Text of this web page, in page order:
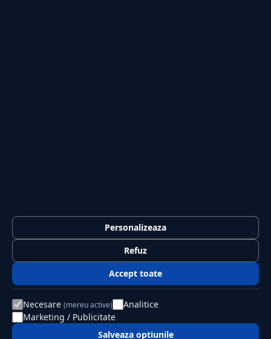
Confidențialitate
Politica de cookies
© 2026 Jurnalul Național. Toate drepturile rezervate.
Personalizeaza
Refuz
Accept toate
Necesare (mereu active)
Analitice
Marketing / Publicitate
Salveaza optiunile